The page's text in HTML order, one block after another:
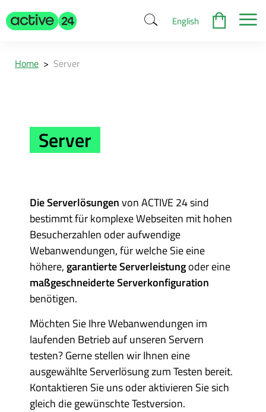
English
Home > Server
Server
Die Serverlösungenvon ACTIVE 24 sind
bestimmt für komplexe Webseiten mit hohen
Besucherzahlen oder aufwendige
Webanwendungen, für welche Sie eine
höhere, garantierte Serverleistungoder eine
maßgeschneiderteServerkonfiguration
benötigen.
Möchten Sie Ihre Webanwendungen im
laufenden Betrieb auf unseren Servern
testen? Gerne stellen wir Ihnen eine
ausgewählte Serverlösung zum Testen bereit.
Kontaktieren Sie uns oder aktivieren Sie sich
gleich die gewünschte Testversion.